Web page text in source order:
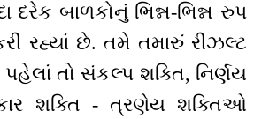
દરેક બાળકોનું ભિન્ન-ભિન્ન રુપ
રહ્યાં છે. તમે તમારું રીઝલ્ટ
તો સંકલ્પ શક્તિ, નિર્ણય
શક્તિ - ત્રણેય શક્તિઓ